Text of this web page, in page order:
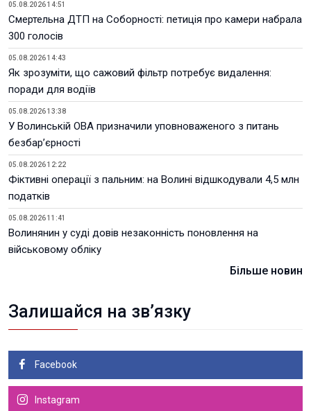
05.08.2026 14:51
Смертельна ДТП на Соборності: петиція про камери набрала
300 голосів
05.08.2026 14:43
Як зрозуміти, що сажовий фільтр потребує видалення:
поради для водіїв
05.08.2026 13:38
У Волинській ОВА призначили уповноваженого з питань
безбар’єрності
05.08.2026 12:22
Фіктивні операції з пальним: на Волині відшкодували 4,5 млн
податків
05.08.2026 11:41
Волинянин у суді довів незаконність поновлення на
військовому обліку
Більше новин
Залишайся на зв’язку
Facebook
Instagram